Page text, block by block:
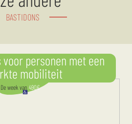
BASTIDONS
personen met een
mobiliteit
De weekvan 490€